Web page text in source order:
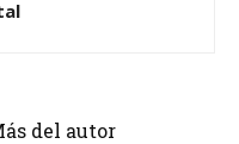
del autor